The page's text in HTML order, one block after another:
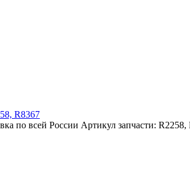
R8367
по всей России Артикул запчасти: